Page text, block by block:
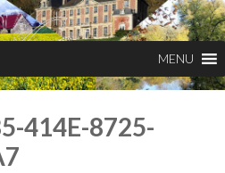
414E-8725-